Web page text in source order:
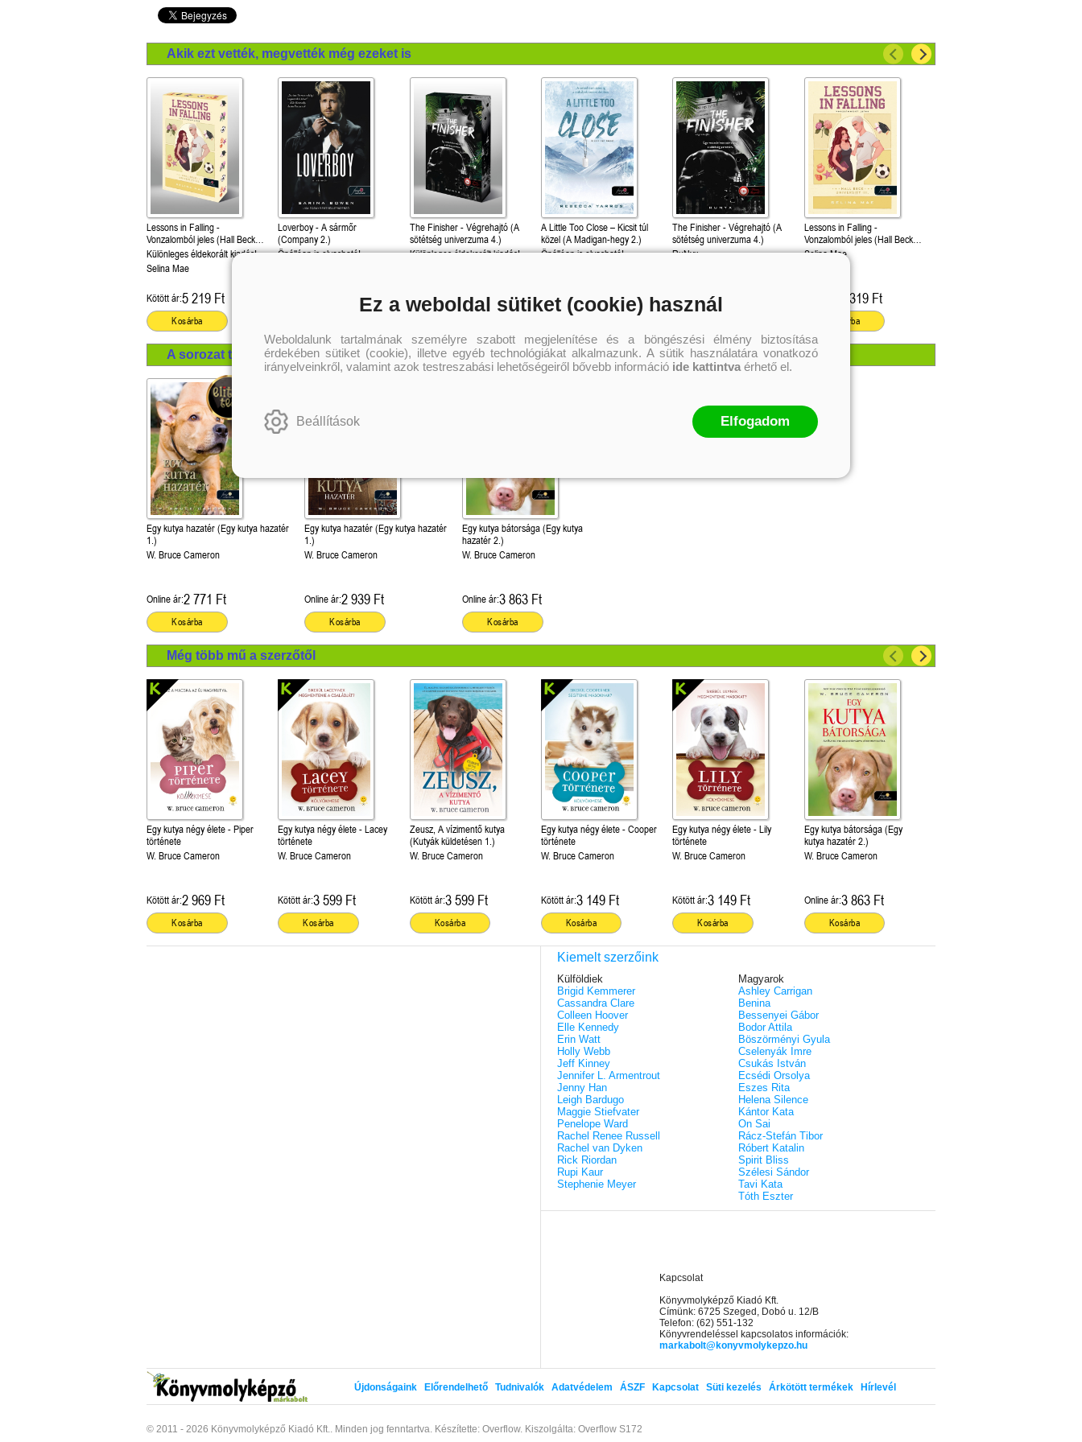
Akik ezt vették, megvették még ezeket is
Lessons in Falling -
Vonzalomból jeles (Hall Beck
University 3.)
Különleges éldekorált kiadás!
Selina Mae
Kötött ár:5 219 Ft
Kosárba
Loverboy - A sármőr
(Company 2.)
Önállóan is olvasható!
The Finisher - Végrehajtó (A
sötétség univerzuma 4.)
Különleges éldekorált kiadás!
Kötött ár: 5 399 Ft
A Little Too Close – Kicsit túl
közel (A Madigan-hegy 2.)
Önállóan is olvasható!
Kötött ár:4 499 Ft
The Finisher - Végrehajtó (A
sötétség univerzuma 4.)
RuNyx
Kötött ár:4 499 Ft
Lessons in Falling -
Vonzalomból jeles (Hall Beck
University 3.)
Selina Mae
4 319 Ft
Kosárba
A sorozat további termékei
Egy kutya hazatér (Egy kutya hazatér
1.)
W. Bruce Cameron
Online ár:2 771 Ft
Kosárba
Egy kutya hazatér (Egy kutya hazatér
1.)
W. Bruce Cameron
Online ár:2 939 Ft
Kosárba
Egy kutya bátorsága (Egy kutya
hazatér 2.)
W. Bruce Cameron
Online ár:3 863 Ft
Kosárba
Még több mű a szerzőtől
Egy kutya négy élete - Piper
története
W. Bruce Cameron
Kötött ár:2 969 Ft
Kosárba
Egy kutya négy élete - Lacey
története
W. Bruce Cameron
Kötött ár:3 599 Ft
Kosárba
Zeusz, A vízimentő kutya
(Kutyák küldetésen 1.)
W. Bruce Cameron
Kötött ár:3 599 Ft
Kosárba
Egy kutya négy élete - Cooper
története
W. Bruce Cameron
Kötött ár:3 149 Ft
Kosárba
Egy kutya négy élete - Lily
története
W. Bruce Cameron
Kötött ár:3 149 Ft
Kosárba
Egy kutya bátorsága (Egy
kutya hazatér 2.)
W. Bruce Cameron
Online ár:3 863 Ft
Kosárba
Kiemelt szerzőink
Külföldiek
Brigid Kemmerer
Cassandra Clare
Colleen Hoover
Elle Kennedy
Erin Watt
Holly Webb
Jeff Kinney
Jennifer L. Armentrout
Jenny Han
Leigh Bardugo
Maggie Stiefvater
Penelope Ward
Rachel Renee Russell
Rachel van Dyken
Rick Riordan
Rupi Kaur
Stephenie Meyer
Magyarok
Ashley Carrigan
Benina
Bessenyei Gábor
Bodor Attila
Böszörményi Gyula
Cselenyák Imre
Csukás István
Ecsédi Orsolya
Eszes Rita
Helena Silence
Kántor Kata
On Sai
Rácz-Stefán Tibor
Róbert Katalin
Spirit Bliss
Szélesi Sándor
Tavi Kata
Tóth Eszter
Kapcsolat
Könyvmolyképző Kiadó Kft.
Címünk: 6725 Szeged, Dobó u. 12/B
Telefon: (62) 551-132
Könyvrendeléssel kapcsolatos információk:
markabolt@konyvmolykepzo.hu
Újdonságaink Előrendelhető Tudnivalók Adatvédelem ÁSZF Kapcsolat Süti kezelés Árkötött termékek Hírlevél
© 2011 - 2026 Könyvmolyképző Kiadó Kft.. Minden jog fenntartva. Készítette: Overflow. Kiszolgálta: Overflow S172
Ez a weboldal sütiket (cookie) használ
Weboldalunk tartalmának személyre szabott megjelenítése és a böngészési élmény biztosítása
érdekében sütiket (cookie), illetve egyéb technológiákat alkalmazunk. A sütik használatára vonatkozó
irányelveinkről, valamint azok testreszabási lehetőségeiről bővebb információ ide kattintva érhető el.
Beállítások Elfogadom